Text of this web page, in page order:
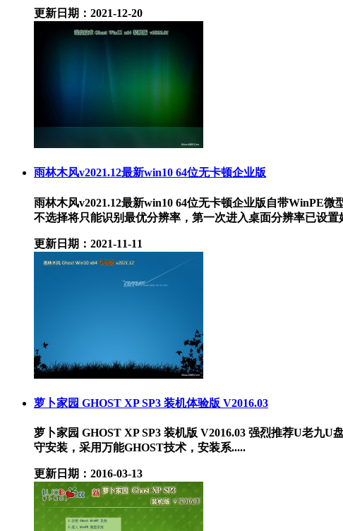
更新日期：2021-12-20
雨林木风v2021.12最新win10 64位无卡顿企业版
雨林木风v2021.12最新win10 64位无卡顿企业版自带WinPE
不选择将只能识别最优分辨率，第一次进入桌面分辨率已设置
更新日期：2021-11-11
萝卜家园 GHOST XP SP3 装机体验版 V2016.03
萝卜家园 GHOST XP SP3 装机版 V2016.03 强烈推荐U老九
守安装，采用万能GHOST技术，安装系.....
更新日期：2016-03-13